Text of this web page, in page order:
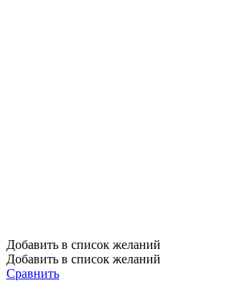
Добавить в список желаний
Добавить в список желаний
Сравнить